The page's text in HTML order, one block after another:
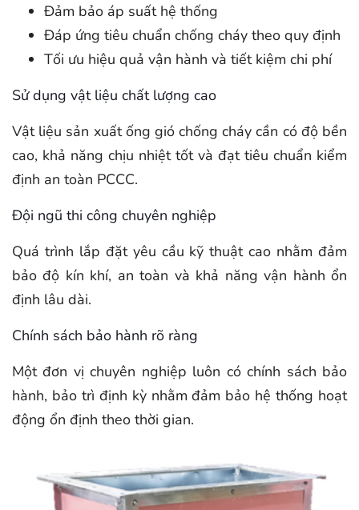
Đảm bảo áp suất hệ thống
Đáp ứng tiêu chuẩn chống cháy theo quy định
Tối ưu hiệu quả vận hành và tiết kiệm chi phí
Sử dụng vật liệu chất lượng cao
Vật liệu sản xuất ống gió chống cháy cần có độ bền
cao, khả năng chịu nhiệt tốt và đạt tiêu chuẩn kiểm
định an toàn PCCC.
Đội ngũ thi công chuyên nghiệp
Quá trình lắp đặt yêu cầu kỹ thuật cao nhằm đảm
bảo độ kín khí, an toàn và khả năng vận hành ổn
định lâu dài.
Chính sách bảo hành rõ ràng
Một đơn vị chuyên nghiệp luôn có chính sách bảo
hành, bảo trì định kỳ nhằm đảm bảo hệ thống hoạt
động ổn định theo thời gian.